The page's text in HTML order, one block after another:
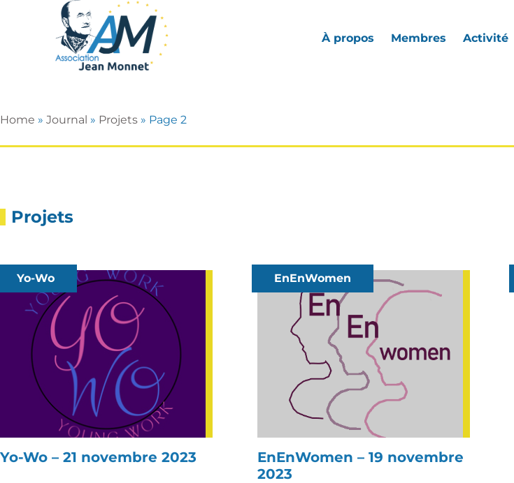
À propos Membres Activité
Home » Journal » Projets » Page 2
Projets
Yo-Wo
Yo-Wo – 21 novembre 2023
EnEnWomen
EnEnWomen – 19 novembre
2023